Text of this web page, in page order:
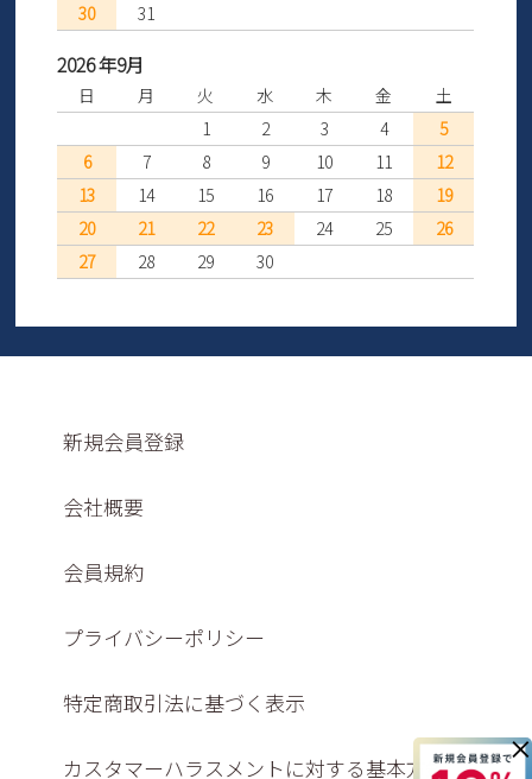
×
30
31
2026 年9月
日 月 火 水 木 金
土
1
2 3 4
5
6
7 8 9 10 11
12
13
14 15 16 17 18
19
20
21 22 23 24 25
26
27
28 29 30
新規会員登録
会社概要
会員規約
プライバシーポリシー
特定商取引法に基づく表示
カスタマーハラスメントに対する基本方針